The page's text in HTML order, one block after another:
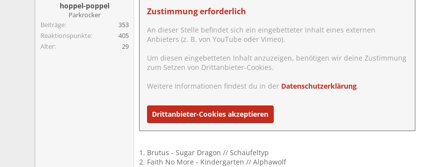
hoppel-poppel
Parkrocker
Beiträge
353
Reaktionspunkte
405
Alter
29
Zustimmung erforderlich
An dieser Stelle befindet sich ein eingebetteter Inhalt eines externen
Anbieters (z. B. von YouTube oder Vimeo).
Um diesen eingebetteten Inhalt anzuzeigen, benötigen wir deine Zustimmung
zum Setzen von Drittanbieter-Cookies.
Weitere Informationen findest du in der Datenschutzerklärung.
Drittanbieter-Cookies akzeptieren
1. Brutus - Sugar Dragon // Schaufeltyp
2. Faith No More - Kindergarten // Alphawolf